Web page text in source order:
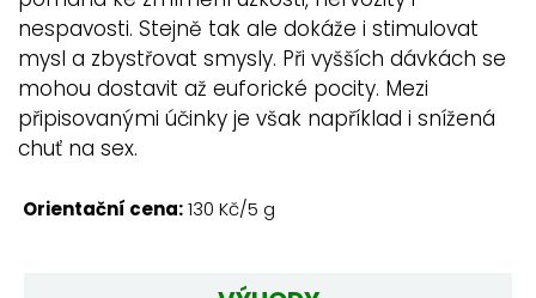
nespavosti. Stejně tak ale dokáže i stimulovat
mysl a zbystřovat smysly. Při vyšších dávkách se
mohou dostavit až euforické pocity. Mezi
připisovanými účinky je však například i snížená
chuť na sex.
Orientační cena:130 Kč/5 g